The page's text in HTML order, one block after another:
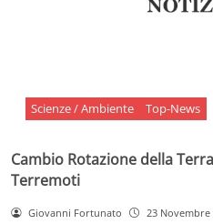
Scienze / Ambiente Top-News
Cambio Rotazione della
Terremoti
Giovanni Fortunato 23 Novembre